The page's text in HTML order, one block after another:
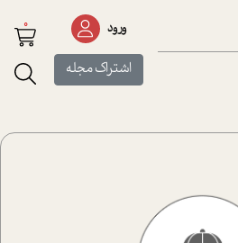
ورود
اشتراک مجله
0